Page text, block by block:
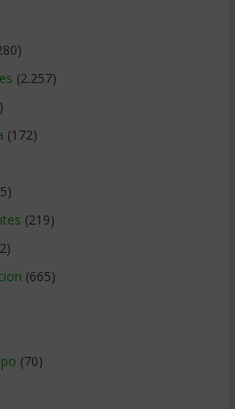
(2.257)
(172)
(219)
(665)
(70)